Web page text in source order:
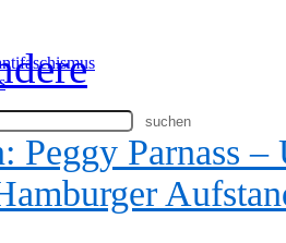
Peggy Parnass